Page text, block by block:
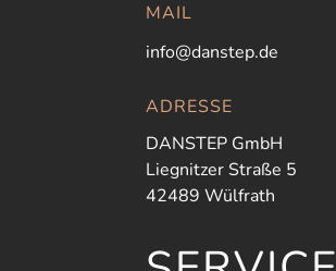
MAIL
info@danstep.de
ADRESSE
DANSTEP GmbH
Liegnitzer Straße 5
42489 Wülfrath